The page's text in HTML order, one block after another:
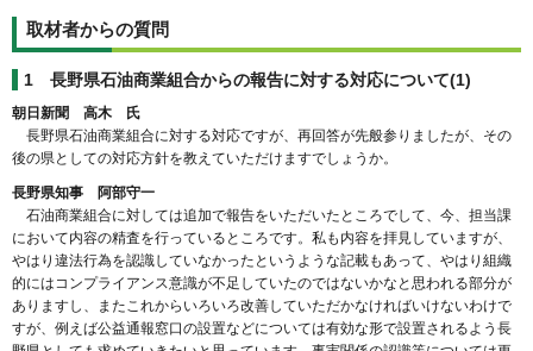
取材者からの質問
1 長野県石油商業組合からの報告に対する対応について(1)
朝日新聞 高木 氏
長野県石油商業組合に対する対応ですが、再回答が先般参りましたが、その
後の県としての対応方針を教えていただけますでしょうか。
長野県知事 阿部守一
石油商業組合に対しては追加で報告をいただいたところでして、今、担当課
において内容の精査を行っているところです。私も内容を拝見していますが、
やはり違法行為を認識していなかったというような記載もあって、やはり組織
的にはコンプライアンス意識が不足していたのではないかなと思われる部分が
ありますし、またこれからいろいろ改善していただかなければいけないわけで
すが、例えば公益通報窓口の設置などについては有効な形で設置されるよう長